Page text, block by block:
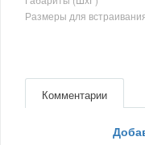
Размеры для
Комментарии